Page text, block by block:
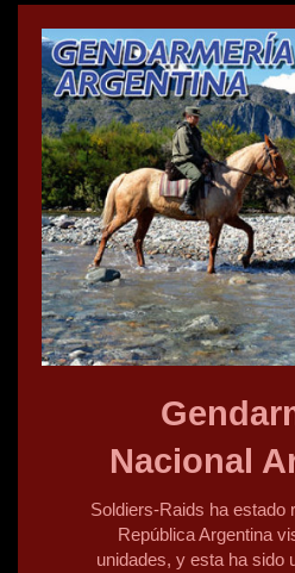
Nacional
Soldiers-Raids ha estado
República Argentina
unidades, y esta ha sido